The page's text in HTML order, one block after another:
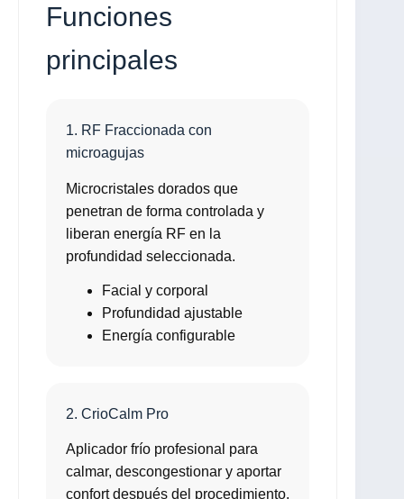
Funciones
principales
1. RF Fraccionada con
microagujas
Microcristales dorados que
penetran de forma controlada y
liberan energía RF en la
profundidad seleccionada.
Facial y corporal
Profundidad ajustable
Energía configurable
2. CrioCalm Pro
Aplicador frío profesional para
calmar, descongestionar y aportar
confort después del procedimiento.